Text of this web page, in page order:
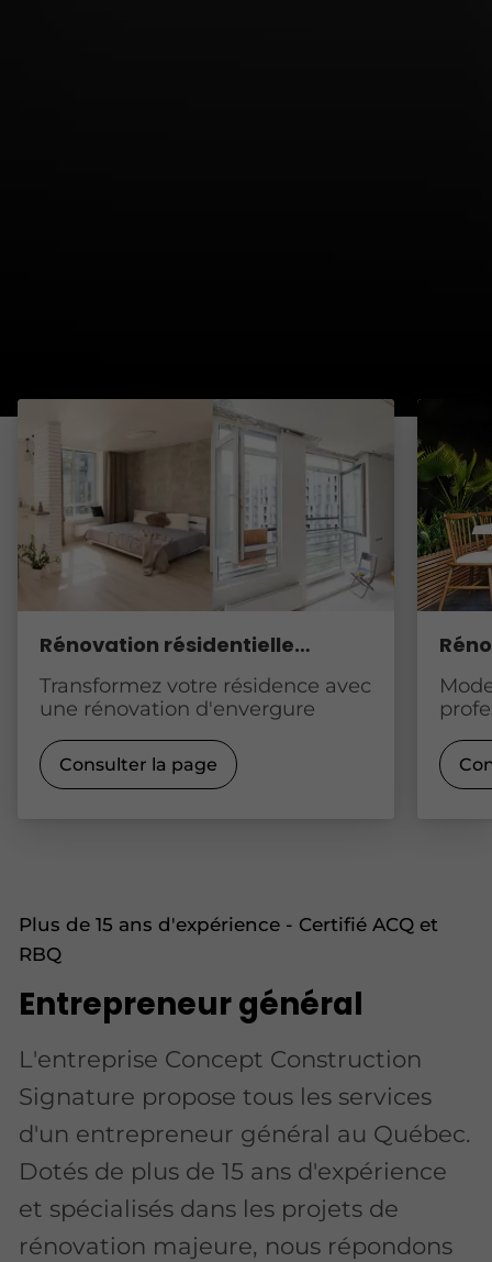
Rénovation résidentielle
Transformez votre résidence avec
une rénovation d'envergure
Consulter la page
Plus de 15 ans d'expérience - Certifié ACQ et
RBQ
Entrepreneur général
L'entreprise Concept Construction
Signature propose tous les services
d'un entrepreneur général au Québec.
Dotés de plus de 15 ans d'expérience
et spécialisés dans les projets de
rénovation majeure, nous répondons